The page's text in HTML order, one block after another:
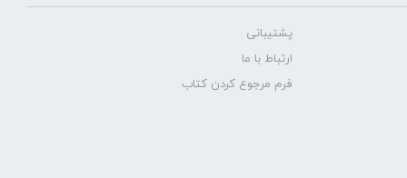
پشتیبانی
ارتباط با ما
فرم مرجوع کردن کتاب